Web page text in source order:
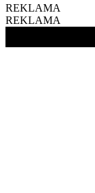
REKLAMA
REKLAMA